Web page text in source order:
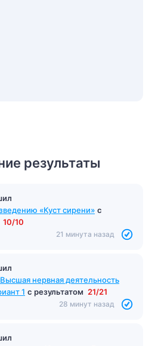
результаты
с результатом 7/15
«Куст сирени»
10/10
21 минута назад
нервная деятельность